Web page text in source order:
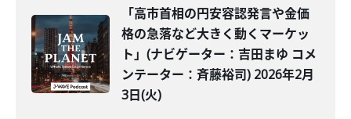
「高市首相の円安容認発言や金価
格の急落など大きく動くマーケッ
ト」(ナビゲーター：吉田まゆ コメ
ンテーター：斉藤裕司) 2026年2月
3日(火)